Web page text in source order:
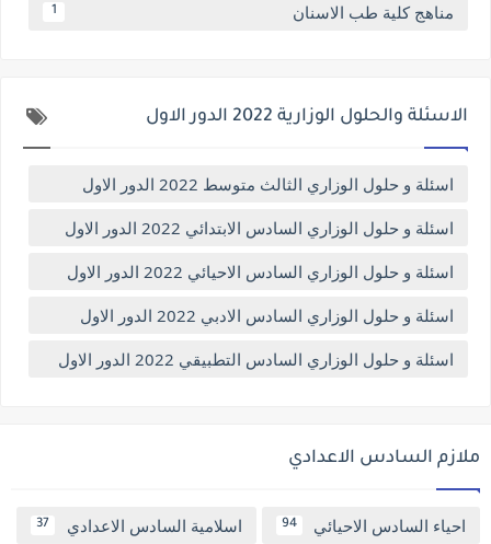
مناهج كلية طب الاسنان 1
الاسئلة والحلول الوزارية 2022 الدور الاول
اسئلة و حلول الوزاري الثالث متوسط 2022 الدور الاول
اسئلة و حلول الوزاري السادس الابتدائي 2022 الدور الاول
اسئلة و حلول الوزاري السادس الاحيائي 2022 الدور الاول
اسئلة و حلول الوزاري السادس الادبي 2022 الدور الاول
اسئلة و حلول الوزاري السادس التطبيقي 2022 الدور الاول
ملازم السادس الاعدادي
احياء السادس الاحيائي 94 اسلامية السادس الاعدادي 37